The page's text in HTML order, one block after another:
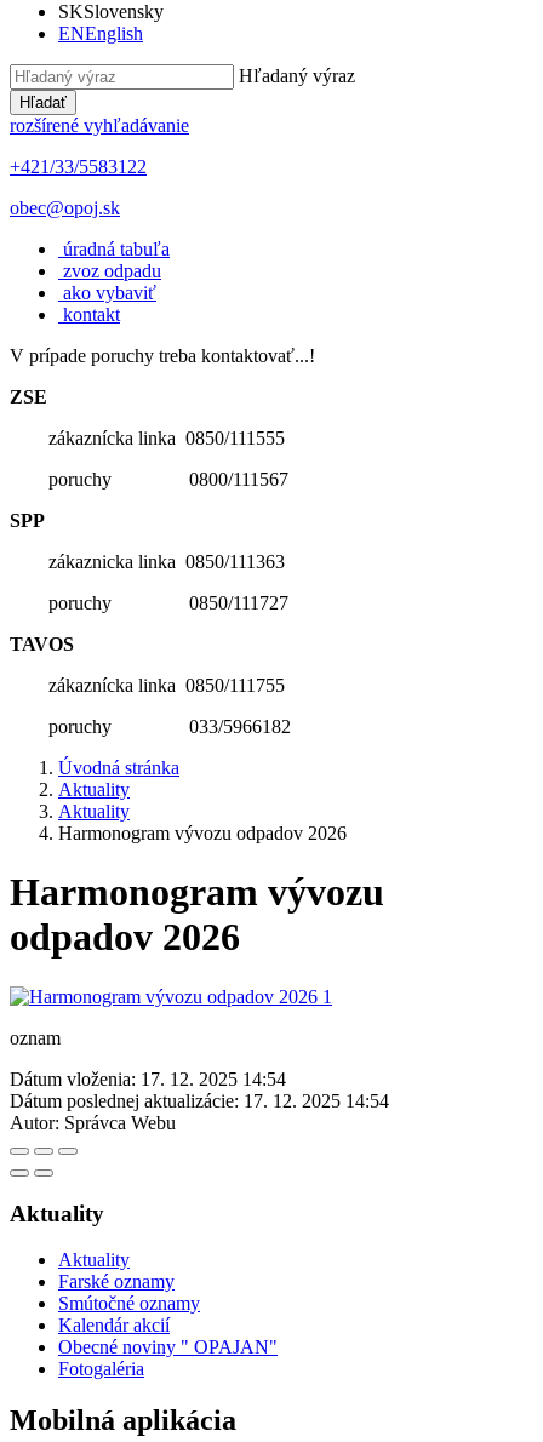
SKSlovensky
ENEnglish
Hľadaný výraz
Hľadať
rozšírené vyhľadávanie
+421/33/5583122
obec@opoj.sk
úradná tabuľa
zvoz odpadu
ako vybaviť
kontakt
V prípade poruchy treba kontaktovať...!
ZSE
zákaznícka linka 0850/111555
poruchy 0800/111567
SPP
zákaznicka linka 0850/111363
poruchy 0850/111727
TAVOS
zákaznícka linka 0850/111755
poruchy 033/5966182
Úvodná stránka
Aktuality
Aktuality
Harmonogram vývozu odpadov 2026
Harmonogram vývozu
odpadov 2026
oznam
Dátum vloženia: 17. 12. 2025 14:54
Dátum poslednej aktualizácie: 17. 12. 2025 14:54
Autor: Správca Webu
Aktuality
Aktuality
Farské oznamy
Smútočné oznamy
Kalendár akcií
Obecné noviny " OPAJAN"
Fotogaléria
Mobilná aplikácia